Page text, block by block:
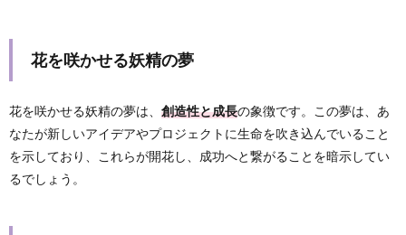
花を咲かせる妖精の夢
花を咲かせる妖精の夢は、 創造性と成長の象徴です。この夢は、あ
なたが新しいアイデアやプロジェクトに生命を吹き込んでいること
を示しており、これらが開花し、成功へと繋がることを暗示してい
るでしょう。